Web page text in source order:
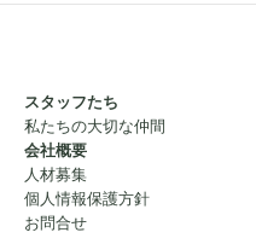
スタッフたち
私たちの大切な仲間
会社概要
人材募集
個人情報保護方針
お問合せ